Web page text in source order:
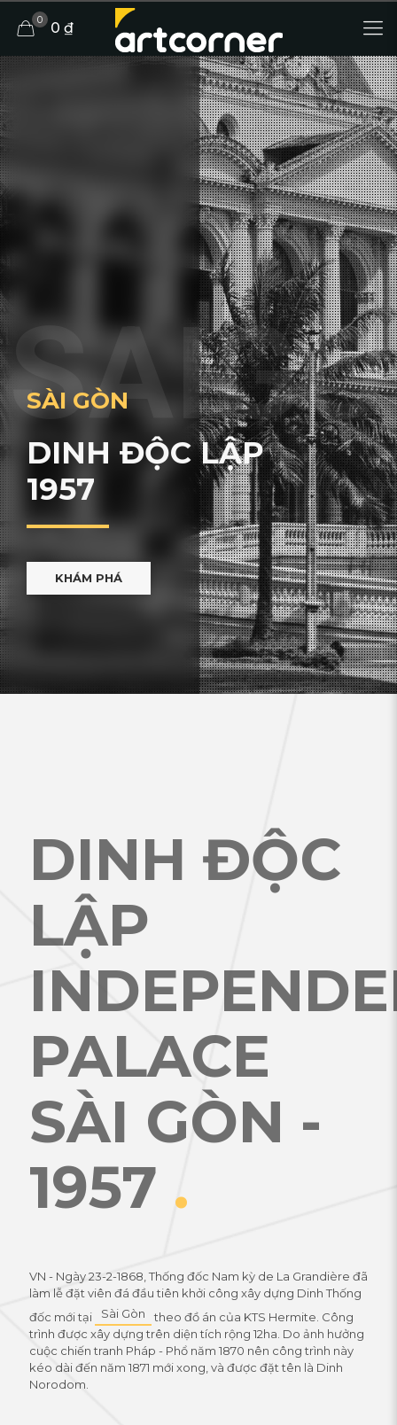
0 0 ₫
DINH ĐỘC
LẬP
PALACE
SÀI GÒN -
1957 .
VN - Ngày 23-2-1868, Thống đốc Nam kỳ de La Grandière đã
làm lễ đặt viên đá đầu tiên khởi công xây dựng Dinh Thống
đốc mới tại
Sài Gòn
theo đồ án của KTS Hermite. Công
trình được xây dựng trên diện tích rộng 12ha. Do ảnh hưởng
cuộc chiến tranh Pháp - Phổ năm 1870 nên công trình này
kéo dài đến năm 1871 mới xong, và được đặt tên là Dinh
Norodom.